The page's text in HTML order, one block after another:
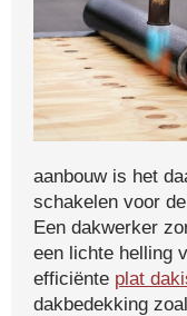
aanbouw is het
schakelen voor
Een dakwerker
een lichte helling
efficiënte plat
dakbedekking